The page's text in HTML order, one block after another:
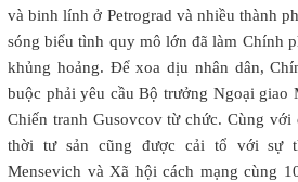
và binh lính ở Petrograd và nhiều thành
sóng biểu tình quy mô lớn đã làm Chính
khủng hoảng. Để xoa dịu nhân dân,
buộc phải yêu cầu Bộ trưởng Ngoại
Chiến tranh Gusovcov từ chức. Cùng
thời tư sản cũng được cải tổ với sự
Mensevich và Xã hội cách mạng cùng